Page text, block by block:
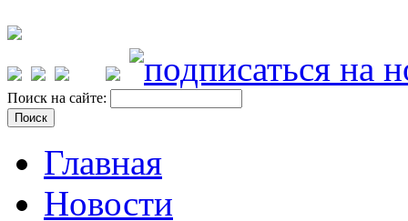
Поиск на сайте:
Главная
Новости